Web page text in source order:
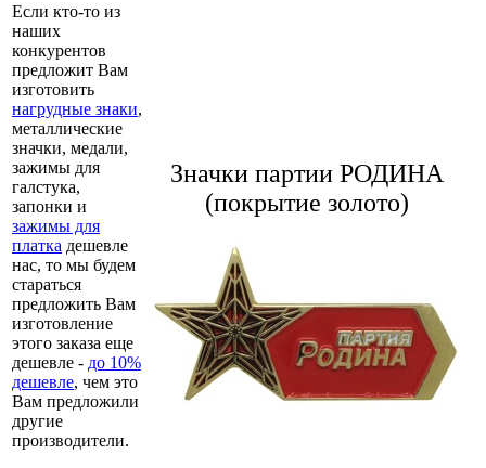
Если кто-то из
наших
конкурентов
предложит Вам
изготовить
нагрудные знаки,
металлические
значки, медали,
зажимы для
галстука,
запонки и
зажимы для
платка дешевле
нас, то мы будем
стараться
предложить Вам
изготовление
этого заказа еще
дешевле - до 10%
дешевле, чем это
Вам предложили
другие
производители.
Значки партии РОДИНА
(покрытие золото)